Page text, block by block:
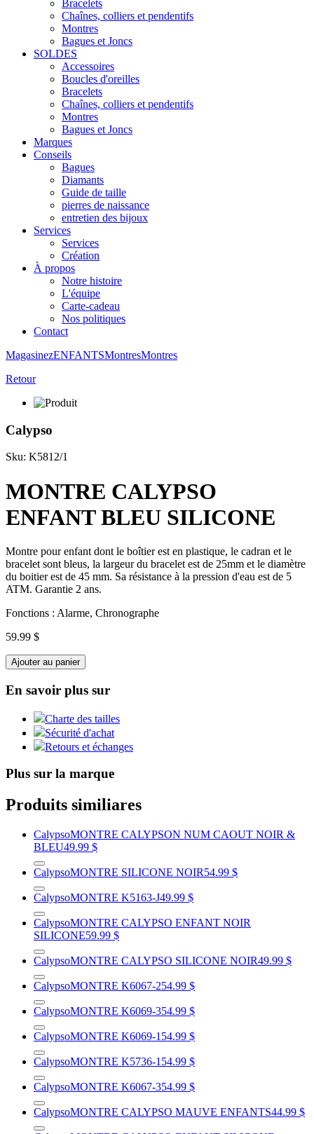
Bracelets
Chaînes, colliers et pendentifs
Montres
Bagues et Joncs
SOLDES
Accessoires
Boucles d'oreilles
Bracelets
Chaînes, colliers et pendentifs
Montres
Bagues et Joncs
Marques
Conseils
Bagues
Diamants
Guide de taille
pierres de naissance
entretien des bijoux
Services
Services
Création
À propos
Notre histoire
L'équipe
Carte-cadeau
Nos politiques
Contact
MagasinezENFANTSMontresMontres
Retour
Calypso
Sku: K5812/1
MONTRE CALYPSO
ENFANT BLEU SILICONE
Montre pour enfant dont le boîtier est en plastique, le cadran et le
bracelet sont bleus, la largeur du bracelet est de 25mm et le diamètre
du boitier est de 45 mm. Sa résistance à la pression d'eau est de 5
ATM. Garantie 2 ans.
Fonctions : Alarme, Chronographe
59.99 $
Ajouter au panier
En savoir plus sur
Charte des tailles
Sécurité d'achat
Retours et échanges
Plus sur la marque
Produits similiares
CalypsoMONTRE CALYPSON NUM CAOUT NOIR &
BLEU49.99 $
CalypsoMONTRE SILICONE NOIR54.99 $
CalypsoMONTRE K5163-J49.99 $
CalypsoMONTRE CALYPSO ENFANT NOIR
SILICONE59.99 $
CalypsoMONTRE CALYPSO SILICONE NOIR49.99 $
CalypsoMONTRE K6067-254.99 $
CalypsoMONTRE K6069-354.99 $
CalypsoMONTRE K6069-1 54.99 $
CalypsoMONTRE K5736-1 54.99 $
CalypsoMONTRE K6067-354.99 $
CalypsoMONTRE CALYPSO MAUVE ENFANTS44.99 $